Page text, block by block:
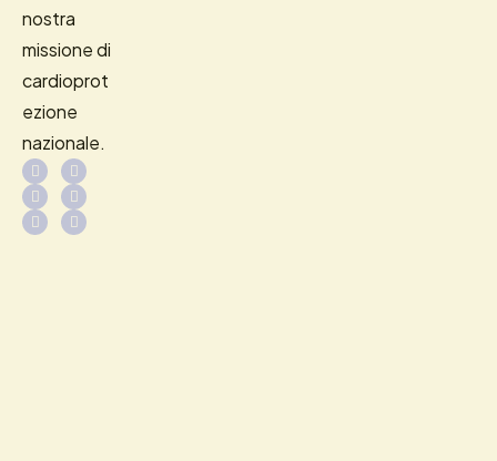
nostra
missione di
cardioprot
ezione
nazionale.